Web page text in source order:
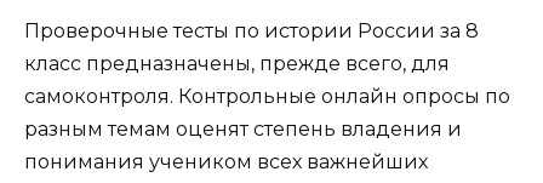
Проверочные тесты по истории России за 8
класс предназначены, прежде всего, для
самоконтроля. Контрольные онлайн опросы по
разным темам оценят степень владения и
понимания учеником всех важнейших